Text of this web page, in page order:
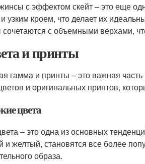
с эффектом скейт – это еще
узким кроем, что делает их
с объемными верхами,
и принты
гамма и принты – это важная
и оригинальных принтов,
цвета
– это одна из основных
и желтый, становятся все более
образа.